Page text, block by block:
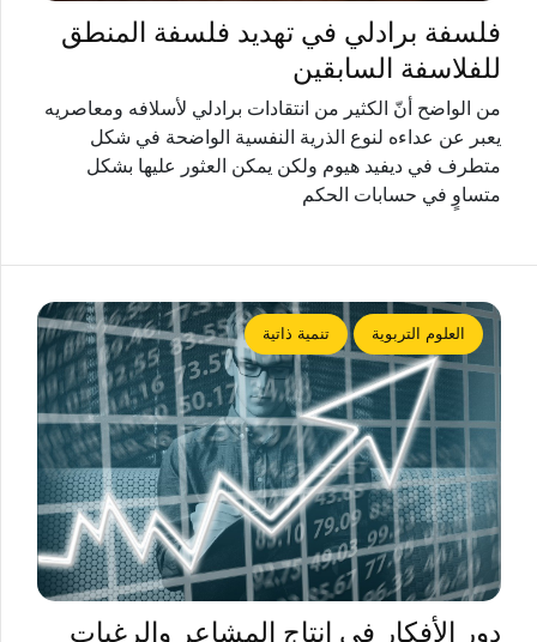
فلسفة برادلي في تهديد فلسفة المنطق
للفلاسفة السابقين
من الواضح أنّ الكثير من انتقادات برادلي لأسلافه ومعاصريه
يعبر عن عداءه لنوع الذرية النفسية الواضحة في شكل
متطرف في ديفيد هيوم ولكن يمكن العثور عليها بشكل
متساوٍ في حسابات الحكم
العلوم التربوية تنمية ذاتية
دور الأفكار في إنتاج المشاعر والرغبات